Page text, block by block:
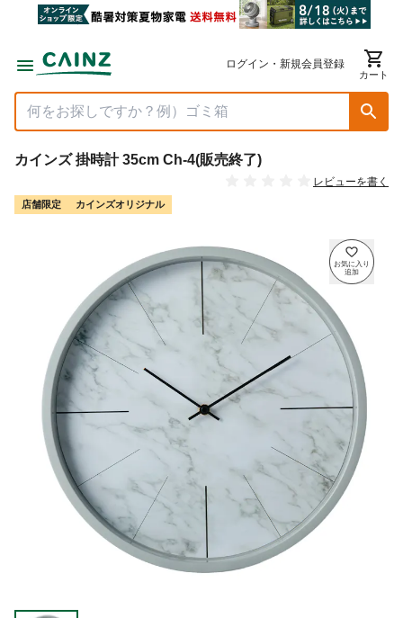
ログイン・新規会員登録
カート
カインズ 掛時計 35cm Ch-4(販売終了)
レビューを書く
店舗限定 カインズオリジナル